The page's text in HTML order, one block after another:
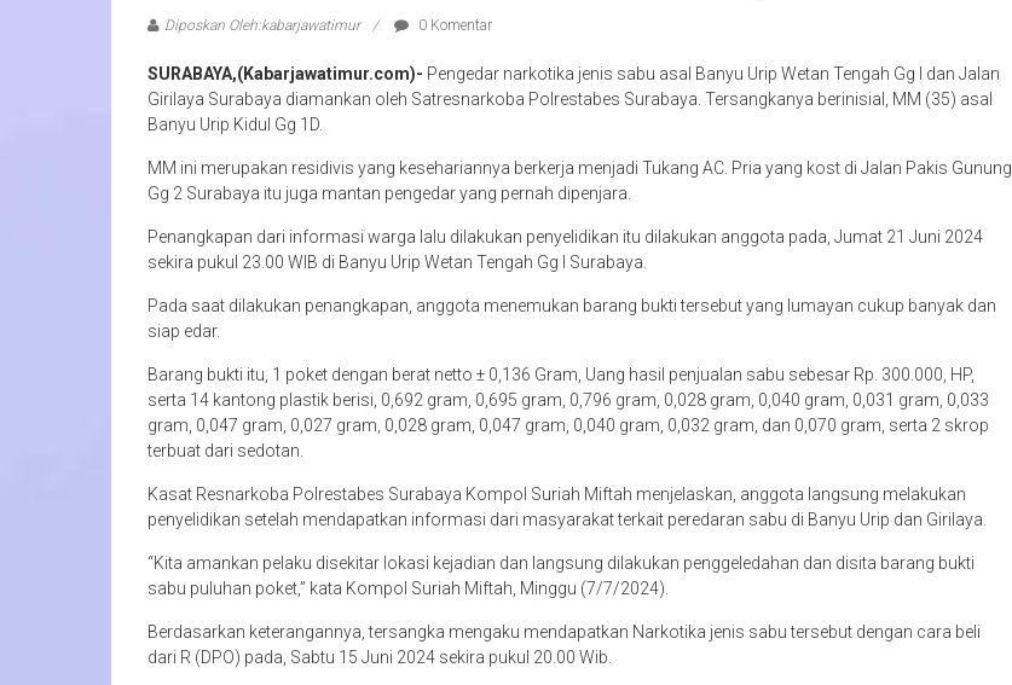
Diposkan Oleh:kabarjawatimur 0 Komentar
SURABAYA,(Kabarjawatimur.com)- Pengedar narkotika jenis sabu asal Banyu Urip Wetan Tengah Gg I dan Jalan
Girilaya Surabaya diamankan oleh Satresnarkoba Polrestabes Surabaya. Tersangkanya berinisial, MM (35) asal
Banyu Urip Kidul Gg 1D.
MM ini merupakan residivis yang kesehariannya berkerja menjadi Tukang AC. Pria yang kost di Jalan Pakis Gunung
Gg 2 Surabaya itu juga mantan pengedar yang pernah dipenjara.
Penangkapan dari informasi warga lalu dilakukan penyelidikan itu dilakukan anggota pada, Jumat 21 Juni 2024
sekira pukul 23.00 WIB di Banyu Urip Wetan Tengah Gg I Surabaya.
Pada saat dilakukan penangkapan, anggota menemukan barang bukti tersebut yang lumayan cukup banyak dan
siap edar.
Barang bukti itu, 1 poket dengan berat netto ± 0,136 Gram, Uang hasil penjualan sabu sebesar Rp. 300.000, HP,
serta 14 kantong plastik berisi, 0,692 gram, 0,695 gram, 0,796 gram, 0,028 gram, 0,040 gram, 0,031 gram, 0,033
gram, 0,047 gram, 0,027 gram, 0,028 gram, 0,047 gram, 0,040 gram, 0,032 gram, dan 0,070 gram, serta 2 skrop
terbuat dari sedotan.
Kasat Resnarkoba Polrestabes Surabaya Kompol Suriah Miftah menjelaskan, anggota langsung melakukan
penyelidikan setelah mendapatkan informasi dari masyarakat terkait peredaran sabu di Banyu Urip dan Girilaya.
“Kita amankan pelaku disekitar lokasi kejadian dan langsung dilakukan penggeledahan dan disita barang bukti
sabu puluhan poket,” kata Kompol Suriah Miftah, Minggu (7/7/2024).
Berdasarkan keterangannya, tersangka mengaku mendapatkan Narkotika jenis sabu tersebut dengan cara beli
dari R (DPO) pada, Sabtu 15 Juni 2024 sekira pukul 20.00 Wib.